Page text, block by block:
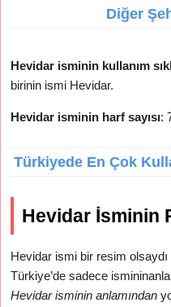
Diğer
Hevidar isminin kullanım
birinin ismi Hevidar.
Hevidar isminin harf sayısı:
Türkiyede En Çok
Hevidar İsminin
Hevidar ismi bir resim
Türkiye’de sadece
Hevidar isminin anlamından